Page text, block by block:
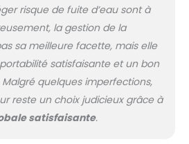
risque de fuite d’eau sont à
la gestion de la
sa meilleure facette, mais elle
satisfaisante et un bon
quelques imperfections,
reste un choix judicieux grâce à
satisfaisante.